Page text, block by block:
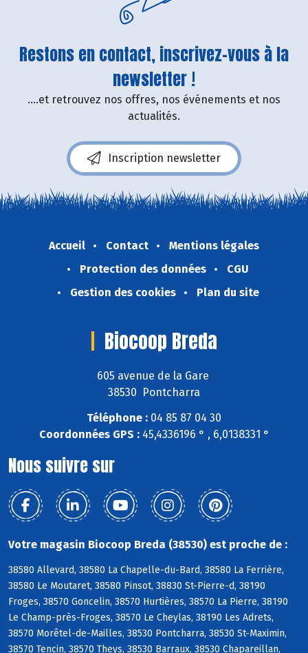
Restons en contact, inscrivez-vous à la
newsletter !
....et retrouvez nos offres, nos événements et nos
actualités.
Inscription newsletter
Accueil Contact
Mentions légales
Protection des données
CGU
Gestion des cookies
Plan du site
Biocoop Breda
605 avenue de la Gare
38530 Pontcharra
Téléphone : 04 85 87 04 30
Coordonnées GPS :45,4336196 ° , 6,0138331 °
Nous suivre sur
Votre magasin Biocoop Breda (38530) est proche de :
38580 Allevard, 38580 La Chapelle-du-Bard, 38580 La Ferrière,
38580 Le Moutaret, 38580 Pinsot, 38830 St-Pierre-d, 38190
Froges, 38570 Goncelin, 38570 Hurtières, 38570 La Pierre, 38190
Le Champ-près-Froges, 38570 Le Cheylas, 38190 Les Adrets,
38570 Morêtel-de-Mailles, 38530 Pontcharra, 38530 St-Maximin,
38570 Tencin, 38570 Theys, 38530 Barraux, 38530 Chapareillan,